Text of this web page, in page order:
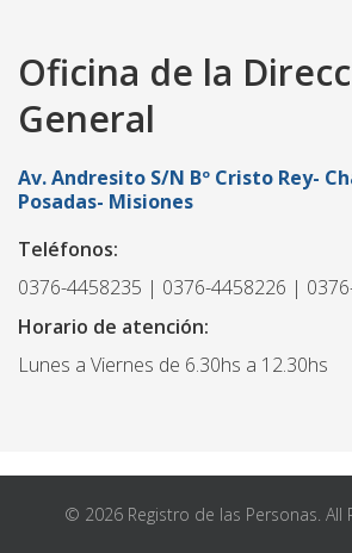
Oficina de la
General
Av. Andresito S/N Bº Cristo Rey-
Posadas- Misiones
Teléfonos:
0376-4458235 | 0376-4458226 |
Horario de atención:
Lunes a Viernes de 6.30hs a 12.30hs
© 2026 Registro de las Personas. All